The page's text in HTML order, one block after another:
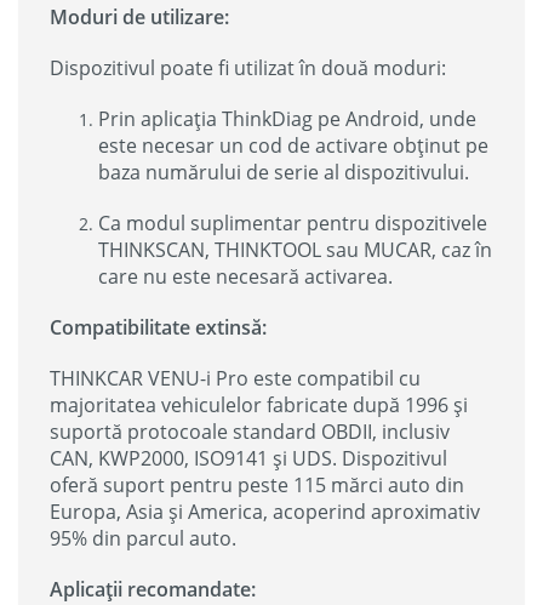
Moduri de utilizare:
Dispozitivul poate fi utilizat în două moduri:
Prin aplicația ThinkDiag pe Android, unde
este necesar un cod de activare obținut pe
baza numărului de serie al dispozitivului.
Ca modul suplimentar pentru dispozitivele
THINKSCAN, THINKTOOL sau MUCAR, caz în
care nu este necesară activarea.
Compatibilitate extinsă:
THINKCAR VENU-i Pro este compatibil cu
majoritatea vehiculelor fabricate după 1996 și
suportă protocoale standard OBDII, inclusiv
CAN, KWP2000, ISO9141 și UDS. Dispozitivul
oferă suport pentru peste 115 mărci auto din
Europa, Asia și America, acoperind aproximativ
95% din parcul auto.
Aplicații recomandate: